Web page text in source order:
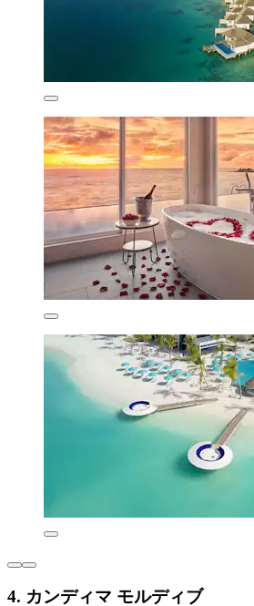
4. カンディマ モルディブ